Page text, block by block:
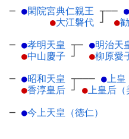
─ ●閑院宮典仁親王 ┬
●大江磐代 ┘
── ●
●
─ ●孝明天皇 ┬
●中山慶子 ┘
─ ●明治天
●柳原愛
─ ●昭和天皇 ┬
●香淳皇后 ┘
─── ●上皇
●上皇后（
─ ●今上天皇（徳仁）